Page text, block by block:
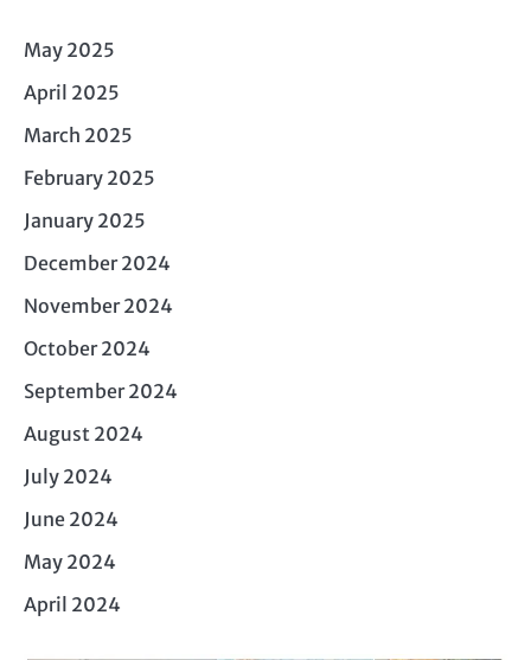
May 2025
April 2025
March 2025
February 2025
January 2025
December 2024
November 2024
October 2024
September 2024
August 2024
July 2024
June 2024
May 2024
April 2024